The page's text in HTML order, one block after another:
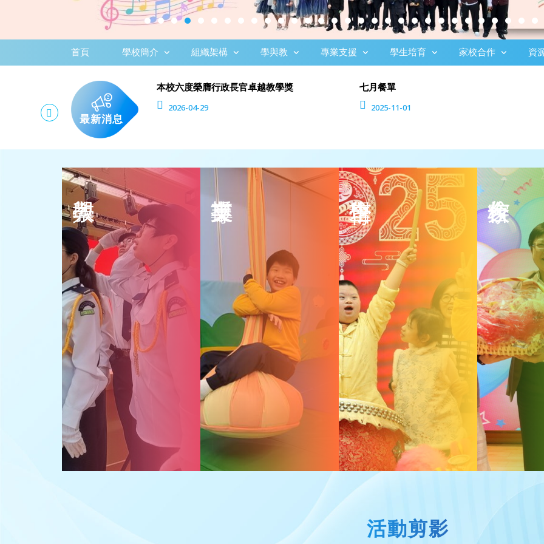
首頁 學校簡介 組織架構 學與教 專業支援 學生培育 家校合作 資
最新消息
本校六度榮膺行政長官卓越教學獎
2026-04-29
七月餐單
2025-11-01
課程概覽
主體課程
輔助課程
高中課程
家課政策
功能性核心學習
改善非華語學生的中文學與教
(Enhanced Chinese
Learning and Teaching for
Non-Chinese Speaking
Students)
社工組
護理組
領袖訓練
自我挑戰
關愛行動
個人成長
啟發潛能
委員名單
家長學堂
家校通訊
家教會快訊
家長資源中心
家長校董選舉
活動剪影